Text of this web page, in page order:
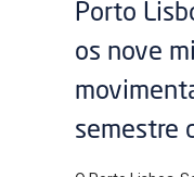
Porto
os nove
semestre